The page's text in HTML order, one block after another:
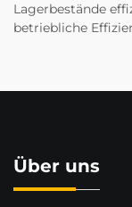
Lagerbestände
betriebliche
Über uns